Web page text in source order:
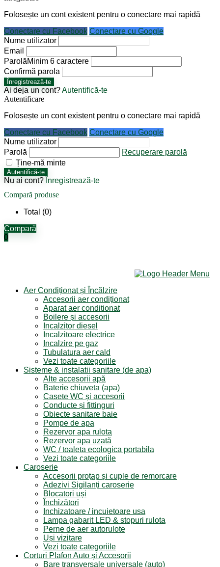
Folosește un cont existent pentru o conectare mai rapidă
Conectare cu Facebook Conectare cu Google
Nume utilizator
Email
ParolăMinim 6 caractere
Confirmă parola
Înregistrează-te
Ai deja un cont?Autentifică-te
Autentificare
Folosește un cont existent pentru o conectare mai rapidă
Conectare cu Facebook Conectare cu Google
Nume utilizator
Parolă
Recuperare parolă
Ține-mă minte
Autentifică-te
Nu ai cont? Înregistrează-te
Compară produse
Total (0)
Compară
0
Aer Condiționat și Încălzire
Accesorii aer condiționat
Aparat aer conditionat
Boilere și accesorii
Incalzitor diesel
Incalzitoare electrice
Incalzire pe gaz
Tubulatura aer cald
Vezi toate categoriile
Sisteme & instalatii sanitare (de apa)
Alte accesorii apă
Baterie chiuveta (apa)
Casete WC și accesorii
Conducte și fittinguri
Obiecte sanitare baie
Pompe de apa
Rezervor apa rulota
Rezervor apa uzată
WC / toaleta ecologica portabila
Vezi toate categoriile
Caroserie
Accesorii proțap și cuple de remorcare
Adezivi Sigilanți caroserie
Blocatori uși
Închizători
Inchizatoare / incuietoare usa
Lampa gabarit LED & stopuri rulota
Perne de aer autorulote
Uși vizitare
Vezi toate categoriile
Corturi Plafon Auto și Accesorii
Bare transversale universale (auto)